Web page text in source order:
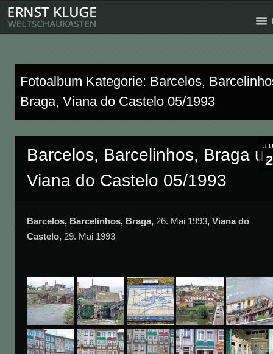
Fotoalbum Kategorie: Barcelos,
Braga, Viana do Castelo 05/1993
Barcelos, Barcelinhos, Braga u.
Viana do Castelo 05/1993
Barcelos, Barcelinhos, Braga, 26. Mai 1993,Viana do
Castelo, 29. Mai 1993